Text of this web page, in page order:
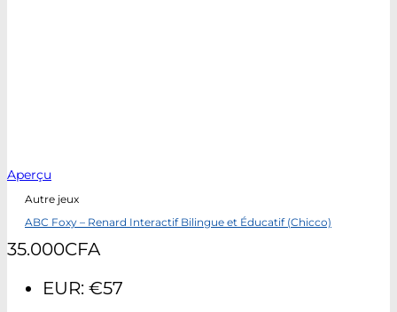
Aperçu
Autre jeux
ABC Foxy – Renard Interactif Bilingue et Éducatif (Chicco)
35.000CFA
EUR: €57